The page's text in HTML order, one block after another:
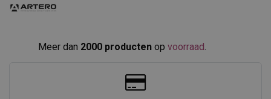
Meer dan 2000 producten op voorraad